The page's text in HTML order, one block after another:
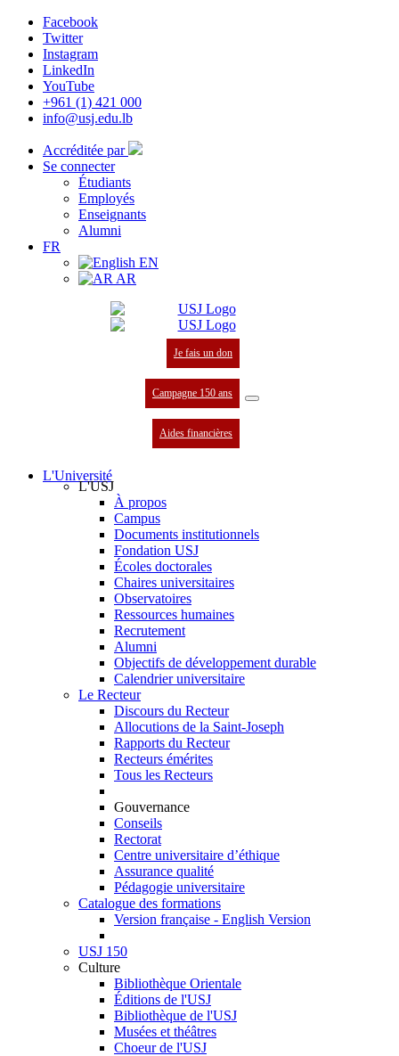
Facebook
Twitter
Instagram
LinkedIn
YouTube
+961 (1) 421 000
info@usj.edu.lb
Accréditée par
Se connecter
Étudiants
Employés
Enseignants
Alumni
FR
EN
AR
Je fais un don
Campagne 150 ans
Aides financières
L'Université
L'USJ
À propos
Campus
Documents institutionnels
Fondation USJ
Écoles doctorales
Chaires universitaires
Observatoires
Ressources humaines
Recrutement
Alumni
Objectifs de développement durable
Calendrier universitaire
Le Recteur
Discours du Recteur
Allocutions de la Saint-Joseph
Rapports du Recteur
Recteurs émérites
Tous les Recteurs
Gouvernance
Conseils
Rectorat
Centre universitaire d’éthique
Assurance qualité
Pédagogie universitaire
Catalogue des formations
Version française - English Version
USJ 150
Culture
Bibliothèque Orientale
Éditions de l'USJ
Bibliothèque de l'USJ
Musées et théâtres
Choeur de l'USJ